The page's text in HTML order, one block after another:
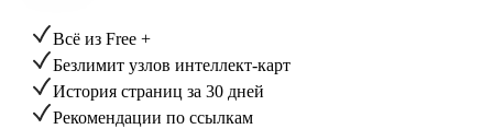
Всё из Free +
Безлимит узлов интеллект-карт
История страниц за 30 дней
Рекомендации по ссылкам